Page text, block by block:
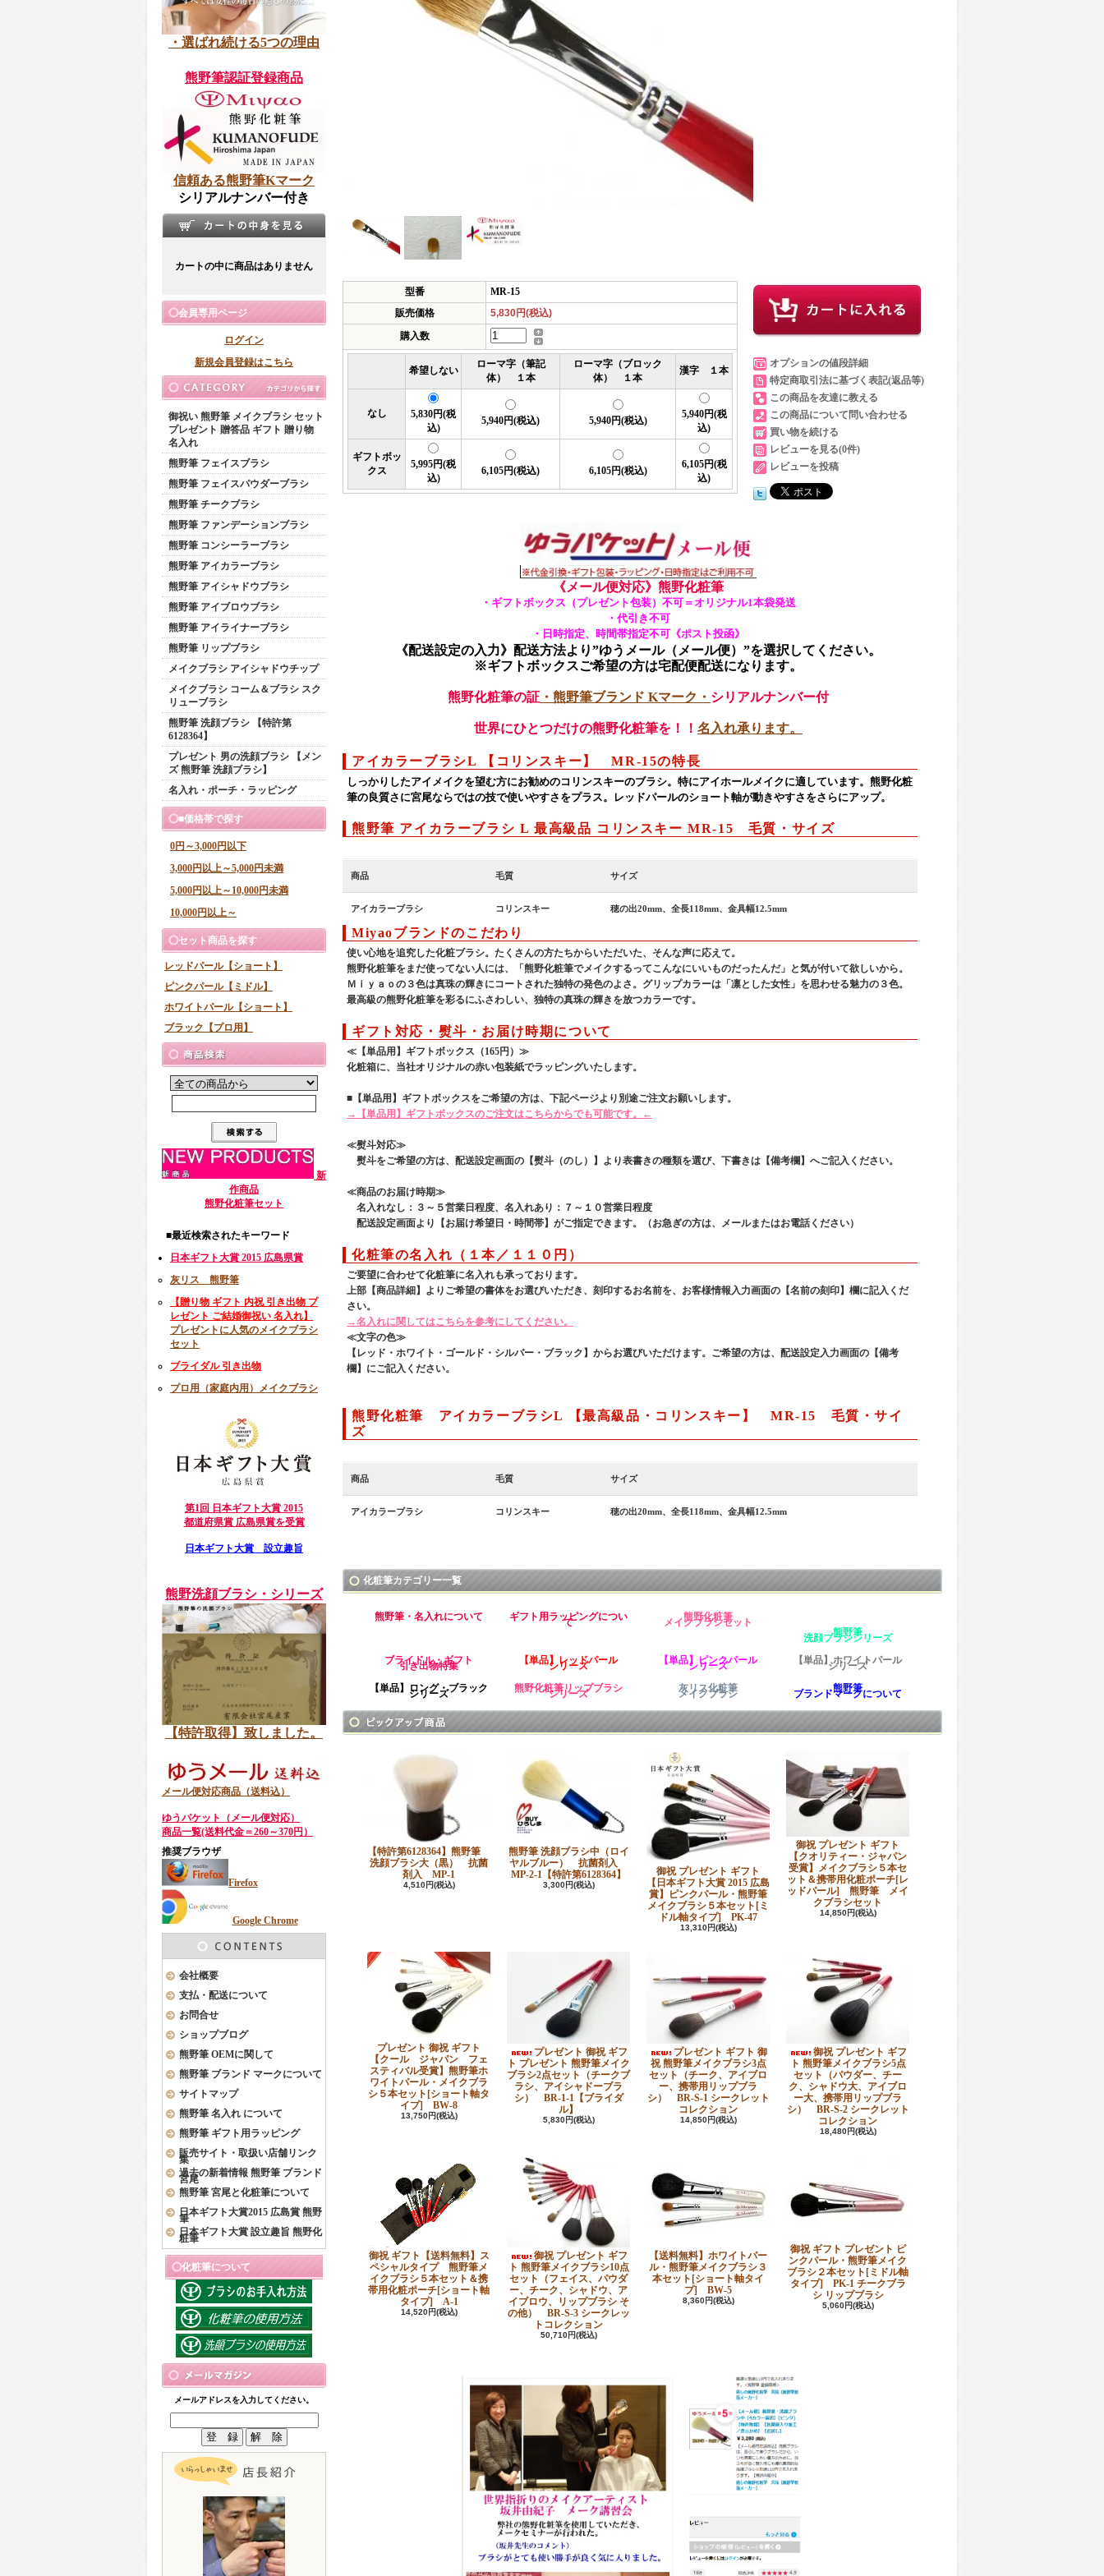
・選ばれ続ける5つの理由
熊野筆認証登録商品
信頼ある熊野筆Kマーク
シリアルナンバー付き
カートの中に商品はありません
会員専用ページ
ログイン
新規会員登録はこちら
御祝い 熊野筆 メイクブラシ セット
プレゼント 贈答品 ギフト 贈り物
名入れ
熊野筆 フェイスブラシ
熊野筆 フェイスパウダーブラシ
熊野筆 チークブラシ
熊野筆 ファンデーションブラシ
熊野筆 コンシーラーブラシ
熊野筆 アイカラーブラシ
熊野筆 アイシャドウブラシ
熊野筆 アイブロウブラシ
熊野筆 アイライナーブラシ
熊野筆 リップブラシ
メイクブラシ アイシャドウチップ
メイクブラシ コーム＆ブラシ スク
リューブラシ
熊野筆 洗顔ブラシ 【特許第
6128364】
プレゼント 男の洗顔ブラシ 【メン
ズ 熊野筆 洗顔ブラシ】
名入れ・ポーチ・ラッピング
■価格帯で探す
0円～3,000円以下
3,000円以上～5,000円未満
5,000円以上～10,000円未満
10,000円以上～
セット商品を探す
レッドパール【ショート】
ピンクパール【ミドル】
ホワイトパール【ショート】
ブラック【プロ用】
新
作商品
熊野化粧筆セット
■最近検索されたキーワード
日本ギフト大賞 2015 広島県賞
灰リス 熊野筆
【贈り物 ギフト 内祝 引き出物 プ
レゼント ご結婚御祝い 名入れ】
プレゼントに人気のメイクブラシ
セット
ブライダル 引き出物
プロ用（家庭内用）メイクブラシ
第1回 日本ギフト大賞 2015
都道府県賞 広島県賞を受賞
日本ギフト大賞 設立趣旨
熊野洗顔ブラシ・シリーズ
【特許取得】致しました。
メール便対応商品（送料込）
ゆうパケット（メール便対応）
商品一覧(送料代金＝260～370円）
推奨ブラウザ
Firefox
Google Chrome
会社概要
支払・配送について
お問合せ
ショップブログ
熊野筆 OEMに関して
熊野筆 ブランド マークについて
サイトマップ
熊野筆 名入れ について
熊野筆 ギフト用ラッピング
販売サイト・取扱い店舗リンク
集
過去の新着情報 熊野筆 ブランド
宮尾
熊野筆 宮尾と化粧筆について
日本ギフト大賞2015 広島賞 熊野
筆
日本ギフト大賞 設立趣旨 熊野化
粧筆
化粧筆について
メールアドレスを入力してください。
型番
MR-15
販売価格
5,830円(税込)
購入数
希望しない
ローマ字（筆記
体） １本
ローマ字（ブロック
体） １本
漢字 １本
なし
5,830円(税
込)
5,940円(税込) 5,940円(税込)
5,940円(税
込)
ギフトボッ
クス
5,995円(税
込)
6,105円(税込) 6,105円(税込)
6,105円(税
込)
オプションの値段詳細
特定商取引法に基づく表記(返品等)
この商品を友達に教える
この商品について問い合わせる
買い物を続ける
レビューを見る(0件)
レビューを投稿
《メール便対応》熊野化粧筆
・ギフトボックス（プレゼント包装）不可＝オリジナル1本袋発送
・代引き不可
・日時指定、時間帯指定不可《ポスト投函》
《配送設定の入力》配送方法より”ゆうメール（メール便）”を選択してください。
※ギフトボックスご希望の方は宅配便配送になります。
熊野化粧筆の証 ・熊野筆ブランド Kマーク・ シリアルナンバー付
世界にひとつだけの熊野化粧筆を！！ 名入れ承ります。
アイカラーブラシL 【コリンスキー】 MR-15の特長
しっかりしたアイメイクを望む方にお勧めのコリンスキーのブラシ。特にアイホールメイクに適しています。熊野化粧
筆の良質さに宮尾ならではの技で使いやすさをプラス。レッドパールのショート軸が動きやすさをさらにアップ。
熊野筆 アイカラーブラシ L 最高級品 コリンスキー MR-15 毛質・サイズ
商品 毛質 サイズ
アイカラーブラシ コリンスキー 穂の出20mm、全長118mm、金具幅12.5mm
Miyaoブランドのこだわり
使い心地を追究した化粧ブラシ。たくさんの方たちからいただいた、そんな声に応えて。
熊野化粧筆をまだ使ってない人には、「熊野化粧筆でメイクするってこんなにいいものだったんだ」と気が付いて欲しいから。
Ｍｉｙａｏの３色は真珠の輝きにコートされた独特の発色のよさ。グリップカラーは「凛とした女性」を思わせる魅力の３色。
最高級の熊野化粧筆を彩るにふさわしい、独特の真珠の輝きを放つカラーです。
ギフト対応・熨斗・お届け時期について
≪【単品用】ギフトボックス（165円）≫
化粧箱に、当社オリジナルの赤い包装紙でラッピングいたします。
■【単品用】ギフトボックスをご希望の方は、下記ページより別途ご注文お願いします。
→【単品用】ギフトボックスのご注文はこちらからでも可能です。←
≪熨斗対応≫
熨斗をご希望の方は、配送設定画面の【熨斗（のし）】より表書きの種類を選び、下書きは【備考欄】へご記入ください。
≪商品のお届け時期≫
名入れなし：３～５営業日程度、名入れあり：７～１０営業日程度
配送設定画面より【お届け希望日・時間帯】がご指定できます。（お急ぎの方は、メールまたはお電話ください）
化粧筆の名入れ（１本／１１０円）
ご要望に合わせて化粧筆に名入れも承っております。
上部【商品詳細】よりご希望の書体をお選びいただき、刻印するお名前を、お客様情報入力画面の【名前の刻印】欄に記入くだ
さい。
→名入れに関してはこちらを参考にしてください。
≪文字の色≫
【レッド・ホワイト・ゴールド・シルバー・ブラック】からお選びいただけます。ご希望の方は、配送設定入力画面の【備考
欄】にご記入ください。
熊野化粧筆 アイカラーブラシL 【最高級品・コリンスキー】 MR-15 毛質・サイ
ズ
商品 毛質 サイズ
アイカラーブラシ コリンスキー 穂の出20mm、全長118mm、金具幅12.5mm
化粧筆カテゴリー一覧
熊野筆・名入れについて ギフト用ラッピングについ
て 熊野化粧筆
メイクブラシセット
熊野筆
洗顔ブラシシリーズ
ブライドル・ギフト
引き出物特集 【単品】レッドパール
シリーズ 【単品】ピンクパール
シリーズ 【単品】ホワイトパール
シリーズ
【単品】ロング・ブラック
シリーズ 熊野化粧筆リップブラシ
シリーズ 灰リス化粧筆
メイクブラシ 熊野筆
ブランドマークについて
【特許第6128364】熊野筆
洗顔ブラシ大（黒） 抗菌
剤入 MP-1
4,510円(税込)
熊野筆 洗顔ブラシ中（ロイ
ヤルブルー） 抗菌剤入
MP-2-1【特許第6128364】
3,300円(税込)
御祝 プレゼント ギフト
【日本ギフト大賞 2015 広島
賞】ピンクパール・熊野筆
メイクブラシ５本セット[ミ
ドル軸タイプ] PK-47
13,310円(税込)
御祝 プレゼント ギフト
【クオリティー・ジャパン
受賞】メイクブラシ５本セ
ット＆携帯用化粧ポーチ[レ
ッドパール] 熊野筆 メイ
クブラシセット
14,850円(税込)
プレゼント 御祝 ギフト
【クール ジャパン フェ
スティバル受賞】熊野筆ホ
ワイトパール・メイクブラ
シ５本セット[ショート軸タ
イプ] BW-8
13,750円(税込)
プレゼント 御祝 ギフ
ト プレゼント 熊野筆メイク
ブラシ2点セット（チークブ
ラシ、アイシャドーブラ
シ） BR-1-1【ブライダ
ル】
5,830円(税込)
プレゼント ギフト 御
祝 熊野筆メイクブラシ3点
セット（チーク、アイブロ
ー、携帯用リップブラ
シ） BR-S-1 シークレット
コレクション
14,850円(税込)
御祝 プレゼント ギフ
ト 熊野筆メイクブラシ5点
セット（パウダー、チー
ク、シャドウ大、アイブロ
ー大、携帯用リップブラ
シ） BR-S-2 シークレット
コレクション
18,480円(税込)
御祝 ギフト【送料無料】ス
ペシャルタイプ 熊野筆メ
イクブラシ５本セット＆携
帯用化粧ポーチ[ショート軸
タイプ] A-1
14,520円(税込)
御祝 プレゼント ギフ
ト 熊野筆メイクブラシ10点
セット（フェイス、パウダ
ー、チーク、シャドウ、ア
イブロウ、リップブラシ そ
の他） BR-S-3 シークレッ
トコレクション
50,710円(税込)
【送料無料】ホワイトパー
ル・熊野筆メイクブラシ３
本セット[ショート軸タイ
プ] BW-5
8,360円(税込)
御祝 ギフト プレゼント ピ
ンクパール・熊野筆メイク
ブラシ２本セット[ミドル軸
タイプ] PK-1 チークブラ
シ リップブラシ
5,060円(税込)